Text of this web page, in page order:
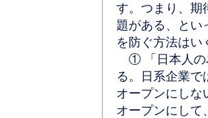
す。つまり、期
題がある、とい
を防ぐ方法はい
① 「日本人の
る。日系企業で
オープンにしな
オープンにして